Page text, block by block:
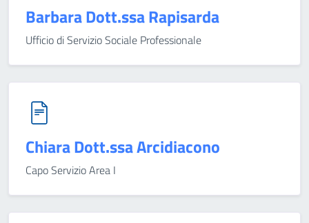
Barbara Dott.ssa Rapisarda
Ufficio di Servizio Sociale Professionale
Chiara Dott.ssa Arcidiacono
Capo Servizio Area I